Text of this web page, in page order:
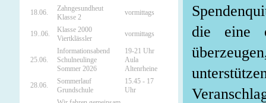
die eine
18.06.
Zahngesundheut
Klasse 2
vormittags
19..06.
Klasse 2000
Viertklässler
vormittags
25.06.
Informationsabend
Schulneulinge
Sommer 2026
19-21 Uhr
Aula
Altenrheine
28.06.
Sommerlauf
Grundschule
15.45 - 17
Uhr